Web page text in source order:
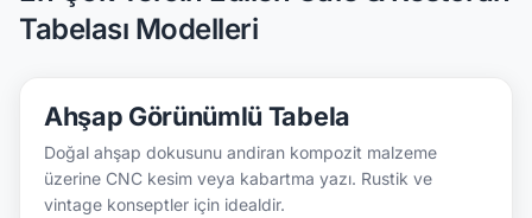
Tabelası Modelleri
Ahşap Görünümlü Tabela
Doğal ahşap dokusunu andiran kompozit malzeme
üzerine CNC kesim veya kabartma yazı. Rustik ve
vintage konseptler için idealdir.